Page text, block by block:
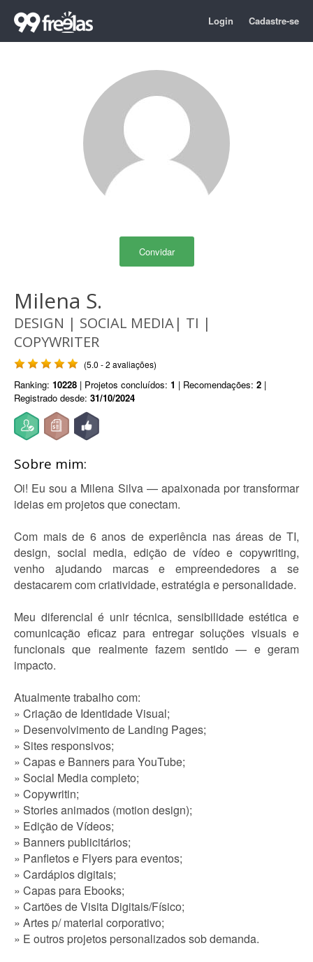
Login Cadastre-se
Convidar
Milena S.
DESIGN | SOCIAL MEDIA| TI |
COPYWRITER
(5.0 - 2 avaliações)
Ranking: 10228 | Projetos concluídos: 1 | Recomendações: 2 |
Registrado desde: 31/10/2024
Sobre mim:
Oi! Eu sou a Milena Silva — apaixonada por transformar
ideias em projetos que conectam.
Com mais de 6 anos de experiência nas áreas de TI,
design, social media, edição de vídeo e copywriting,
venho ajudando marcas e empreendedores a se
destacarem com criatividade, estratégia e personalidade.
Meu diferencial é unir técnica, sensibilidade estética e
comunicação eficaz para entregar soluções visuais e
funcionais que realmente fazem sentido — e geram
impacto.
Atualmente trabalho com:
» Criação de Identidade Visual;
» Desenvolvimento de Landing Pages;
» Sites responsivos;
» Capas e Banners para YouTube;
» Social Media completo;
» Copywritin;
» Stories animados (motion design);
» Edição de Vídeos;
» Banners publicitários;
» Panfletos e Flyers para eventos;
» Cardápios digitais;
» Capas para Ebooks;
» Cartões de Visita Digitais/Físico;
» Artes p/ material corporativo;
» E outros projetos personalizados sob demanda.